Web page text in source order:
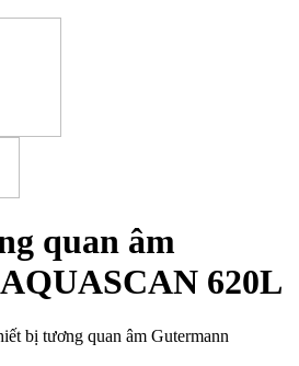
quan âm
620L
bị tương quan âm Gutermann